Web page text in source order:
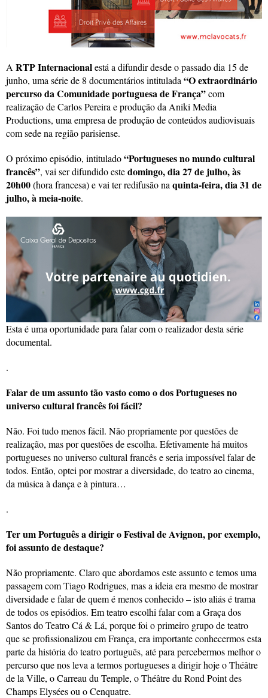
A RTP Internacionalestá a difundir desde o passado dia 15 de
junho, uma série de 8 documentários intitulada “O extraordinário
percurso da Comunidade portuguesa de França”com
realização de Carlos Pereira e produção da Aniki Media
Productions, uma empresa de produção de conteúdos audiovisuais
com sede na região parisiense.
O próximo episódio, intitulado“Portugueses no mundo cultural
francês”, vai ser difundido estedomingo, dia 27 de julho, às
20h00(hora francesa) e vai ter redifusão na quinta-feira, dia 31 de
julho, à meia-noite.
Esta é uma oportunidade para falar com o realizador desta série
documental.
.
Falar de um assunto tão vasto como o dos Portugueses no
universo cultural francês foi fácil?
Não. Foi tudo menos fácil. Não propriamente por questões de
realização, mas por questões de escolha. Efetivamente há muitos
portugueses no universo cultural francês e seria impossível falar de
todos. Então, optei por mostrar a diversidade, do teatro ao cinema,
da música à dança e à pintura…
.
Ter um Português a dirigir o Festival de Avignon, por exemplo,
foi assunto de destaque?
Não propriamente. Claro que abordamos este assunto e temos uma
passagem com Tiago Rodrigues, mas a ideia era mesmo de mostrar
diversidade e falar de quem é menos conhecido – isto aliás é trama
de todos os episódios. Em teatro escolhi falar com a Graça dos
Santos do Teatro Cá & Lá, porque foi o primeiro grupo de teatro
que se profissionalizou em França, era importante conhecermos esta
parte da história do teatro português, até para percebermos melhor o
percurso que nos leva a termos portugueses a dirigir hoje o Théâtre
de la Ville, o Carreau du Temple, o Théâtre du Rond Point des
Champs Elysées ou o Cenquatre.